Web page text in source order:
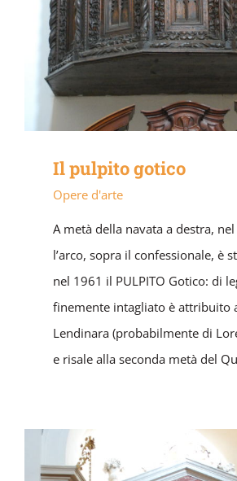
Il pulpito gotico
Opere d'arte
A metà della navata a destra,
l’arco, sopra il confessionale, è
nel 1961 il PULPITO Gotico: di
finemente intagliato è attribuito
Lendinara (probabilmente di
e risale alla seconda metà del